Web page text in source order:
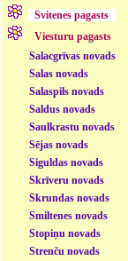
Svitenes pagasts
Viesturu pagasts
Salacgrīvas novads
Salas novads
Salaspils novads
Saldus novads
Saulkrastu novads
Sējas novads
Siguldas novads
Skrīveru novads
Skrundas novads
Smiltenes novads
Stopiņu novads
Strenču novads